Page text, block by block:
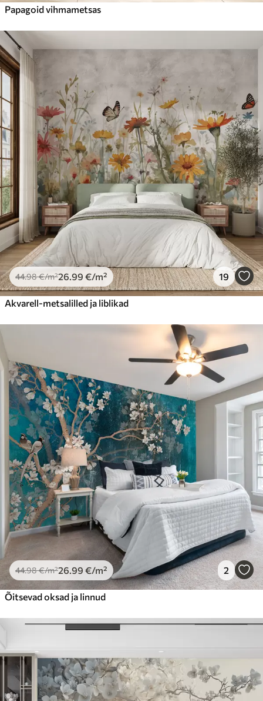
Papagoid vihmametsas
44.98€/m²26 .99 €/m² 19
Akvarell-metsalilled ja liblikad
44.98€/m²26 .99 €/m² 2
Õitsevad oksad ja linnud